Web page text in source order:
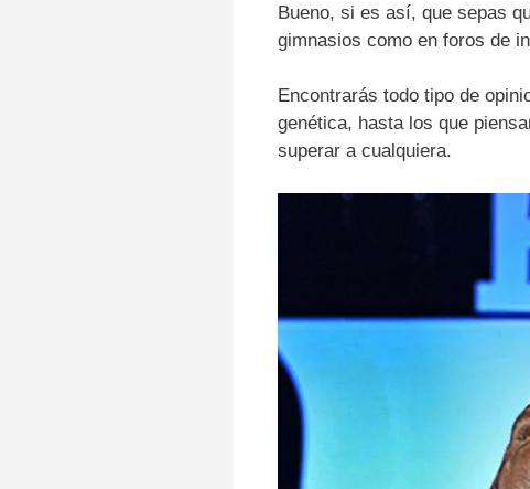
Bueno, si es así, que sepas
gimnasios como en foros de
Encontrarás todo tipo de
genética, hasta los que
superar a cualquiera.